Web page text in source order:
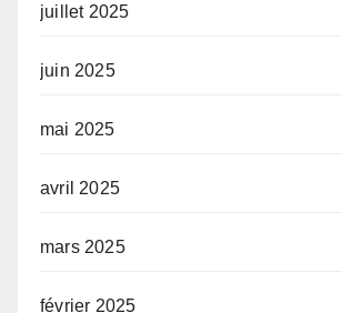
juillet 2025
juin 2025
mai 2025
avril 2025
mars 2025
février 2025